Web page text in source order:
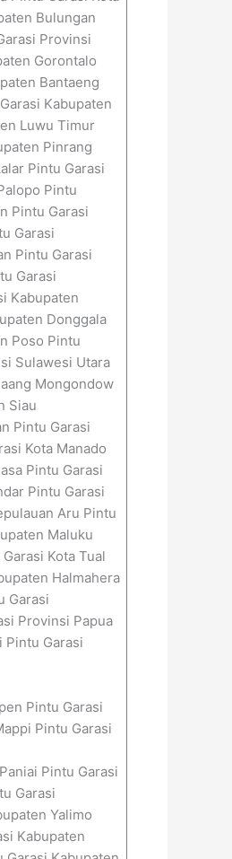
Bulungan
Provinsi
Gorontalo
Bantaeng
Kabupaten
Luwu Timur
Pinrang
Pintu Garasi
Pintu
Pintu Garasi
Garasi
Pintu Garasi
Garasi
Kabupaten
Donggala
Poso Pintu
Sulawesi Utara
Mongondow
Siau
Pintu Garasi
Kota Manado
Pintu Garasi
Pintu Garasi
Aru Pintu
Maluku
Kota Tual
Halmahera
Garasi
Provinsi Papua
Pintu Garasi
Pintu Garasi
Pintu Garasi
Pintu Garasi
Garasi
Yalimo
Kabupaten